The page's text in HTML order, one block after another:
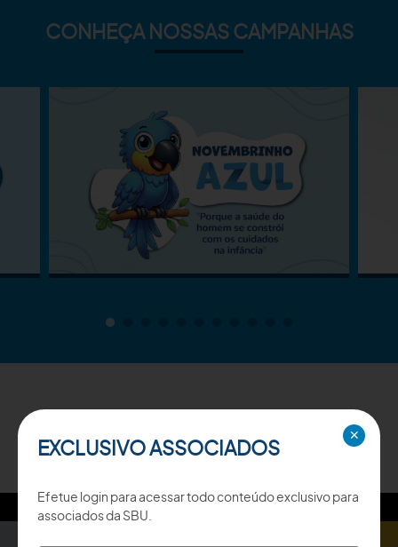
CONHEÇA NOSSAS CAMPANHAS
TV SBU ✕
EXCLUSIVO ASSOCIADOS
Efetue login para acessar todo conteúdo exclusivo para
associados da SBU.